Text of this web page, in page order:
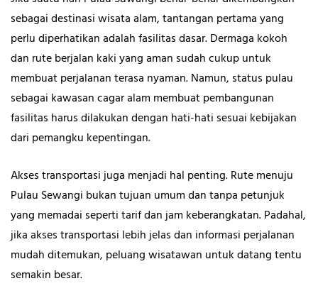
sebagai destinasi wisata alam, tantangan pertama yang
perlu diperhatikan adalah fasilitas dasar. Dermaga kokoh
dan rute berjalan kaki yang aman sudah cukup untuk
membuat perjalanan terasa nyaman. Namun, status pulau
sebagai kawasan cagar alam membuat pembangunan
fasilitas harus dilakukan dengan hati-hati sesuai kebijakan
dari pemangku kepentingan.
Akses transportasi juga menjadi hal penting. Rute menuju
Pulau Sewangi bukan tujuan umum dan tanpa petunjuk
yang memadai seperti tarif dan jam keberangkatan. Padahal,
jika akses transportasi lebih jelas dan informasi perjalanan
mudah ditemukan, peluang wisatawan untuk datang tentu
semakin besar.